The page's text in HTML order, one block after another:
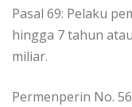
Pasal 69: Pelaku
hingga 7 tahun
miliar.
Permenperin No.